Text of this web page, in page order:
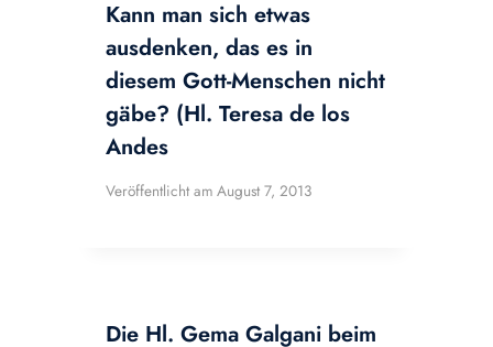
Kann man sich etwas
ausdenken, das es in
diesem Gott-Menschen nicht
gäbe? (Hl. Teresa de los
Andes
Veröffentlicht am August 7, 2013
Die Hl. Gema Galgani beim